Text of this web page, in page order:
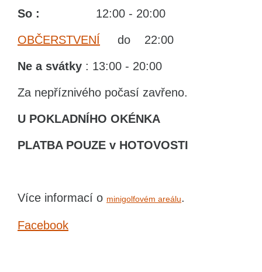
So : 12:00 - 20:00
OBČERSTVENÍ do 22:00
Ne a svátky : 13:00 - 20:00
Za nepříznivého počasí zavřeno.
U POKLADNÍHO OKÉNKA
PLATBA POUZE v HOTOVOSTI
Více informací o minigolfovém areálu.
Facebook